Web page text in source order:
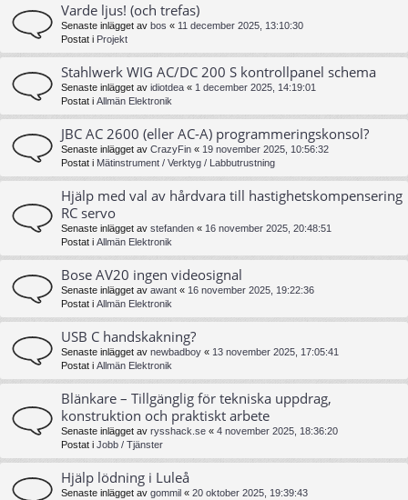
Varde ljus! (och trefas)
Senaste inlägget av bos « 11 december 2025, 13:10:30
Postat i Projekt
Stahlwerk WIG AC/DC 200 S kontrollpanel schema
Senaste inlägget av idiotdea « 1 december 2025, 14:19:01
Postat i Allmän Elektronik
JBC AC 2600 (eller AC-A) programmeringskonsol?
Senaste inlägget av CrazyFin « 19 november 2025, 10:56:32
Postat i Mätinstrument / Verktyg / Labbutrustning
Hjälp med val av hårdvara till hastighetskompensering
RC servo
Senaste inlägget av stefanden « 16 november 2025, 20:48:51
Postat i Allmän Elektronik
Bose AV20 ingen videosignal
Senaste inlägget av awant « 16 november 2025, 19:22:36
Postat i Allmän Elektronik
USB C handskakning?
Senaste inlägget av newbadboy « 13 november 2025, 17:05:41
Postat i Allmän Elektronik
Blänkare – Tillgänglig för tekniska uppdrag,
konstruktion och praktiskt arbete
Senaste inlägget av rysshack.se « 4 november 2025, 18:36:20
Postat i Jobb / Tjänster
Hjälp lödning i Luleå
Senaste inlägget av gommil « 20 oktober 2025, 19:39:43